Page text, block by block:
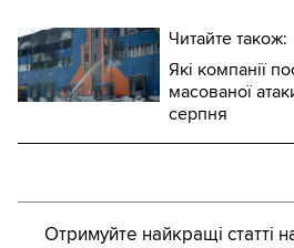
Читайте також:
Які компанії
масованої
серпня
Отримуйте найкращі статті